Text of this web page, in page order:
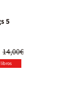
5
14,00€
libros